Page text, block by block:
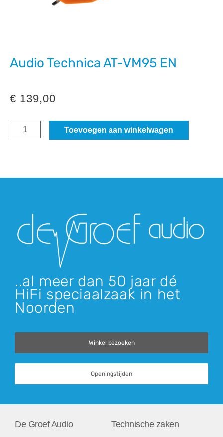
Audio Technica AT-VM95 EN
€ 139,00
Audio
Toevoegen aan winkelwagen
..al meer dan 50 jaar dé
HiFi speciaalzaak in het
Noorden
Winkel bezoeken
Openingstijden
De Groef Audio Technische zaken